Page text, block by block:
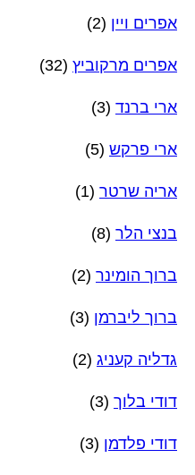
אפרים ויין (2)
אפרים מרקוביץ (32)
ארי ברנד (3)
ארי פרקש (5)
אריה שרטר (1)
בנצי הלר (8)
ברוך הומינר (2)
ברוך ליברמן (3)
גדליה קעניג (2)
דודי בלוך (3)
דודי פלדמן (3)